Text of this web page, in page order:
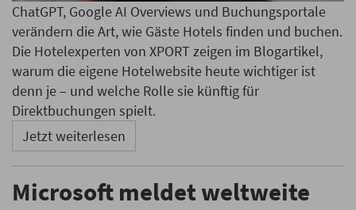
ChatGPT, Google AI Overviews und Buchungsportale
verändern die Art, wie Gäste Hotels finden und buchen.
Die Hotelexperten von XPORT zeigen im Blogartikel,
warum die eigene Hotelwebsite heute wichtiger ist
denn je – und welche Rolle sie künftig für
Direktbuchungen spielt.
Jetzt weiterlesen
Microsoft meldet weltweite